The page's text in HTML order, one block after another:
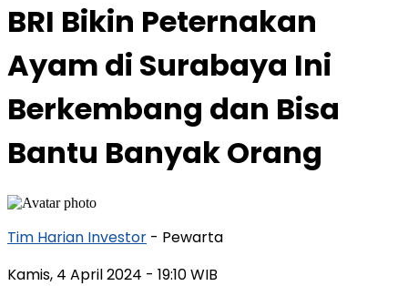
BRI Bikin Peternakan
Ayam di Surabaya Ini
Berkembang dan Bisa
Bantu Banyak Orang
Tim Harian Investor - Pewarta
Kamis, 4 April 2024 - 19:10 WIB